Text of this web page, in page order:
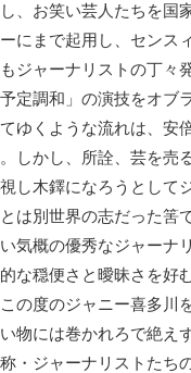
、お笑い芸人たちを国
にまで起用し、センス
ジャーナリストの丁々
予定調和」の演技をオブ
ゆくような流れは、安
しかし、所詮、芸を売
し木鐸になろうとして
は別世界の志だった筈
気概の優秀なジャーナ
な穏便さと曖昧さを好
の度のジャニー喜多川
物には巻かれろで絶え
・ジャーナリストたち